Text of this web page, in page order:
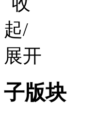
子版块